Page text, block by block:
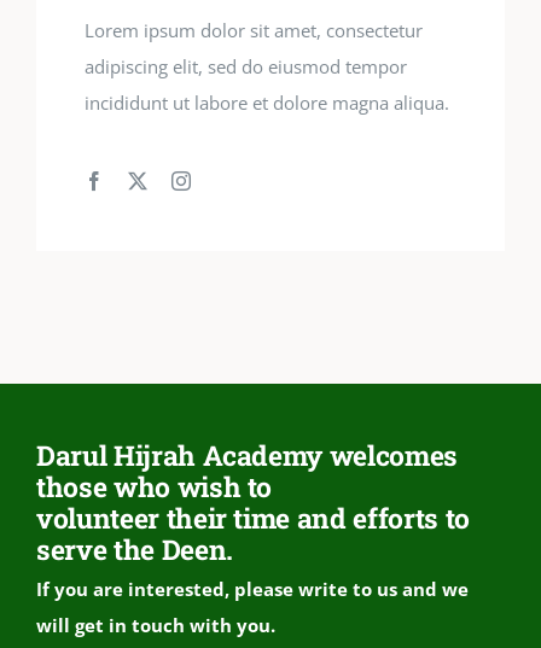
Lorem ipsum dolor sit amet, consectetur
adipiscing elit, sed do eiusmod tempor
incididunt ut labore et dolore magna aliqua.
Darul Hijrah Academy welcomes
those who wish to
volunteer their time and efforts to
serve the Deen.
If you are interested, please write to us and we
will get in touch with you.